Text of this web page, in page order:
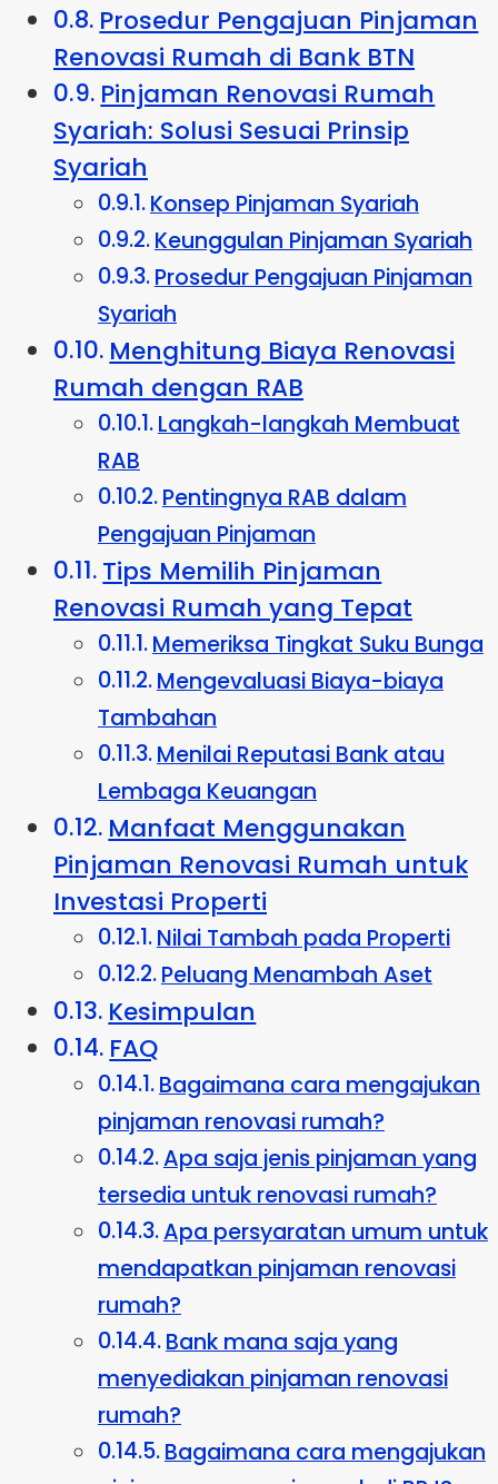
Prosedur Pengajuan Pinjaman
Renovasi Rumah di Bank BTN
Pinjaman Renovasi Rumah
Syariah: Solusi Sesuai Prinsip
Syariah
Konsep Pinjaman Syariah
Keunggulan Pinjaman Syariah
Prosedur Pengajuan Pinjaman
Syariah
Menghitung Biaya Renovasi
Rumah dengan RAB
Langkah-langkah Membuat
RAB
Pentingnya RAB dalam
Pengajuan Pinjaman
Tips Memilih Pinjaman
Renovasi Rumah yang Tepat
Memeriksa Tingkat Suku Bunga
Mengevaluasi Biaya-biaya
Tambahan
Menilai Reputasi Bank atau
Lembaga Keuangan
Manfaat Menggunakan
Pinjaman Renovasi Rumah untuk
Investasi Properti
Nilai Tambah pada Properti
Peluang Menambah Aset
Kesimpulan
FAQ
Bagaimana cara mengajukan
pinjaman renovasi rumah?
Apa saja jenis pinjaman yang
tersedia untuk renovasi rumah?
Apa persyaratan umum untuk
mendapatkan pinjaman renovasi
rumah?
Bank mana saja yang
menyediakan pinjaman renovasi
rumah?
Bagaimana cara mengajukan